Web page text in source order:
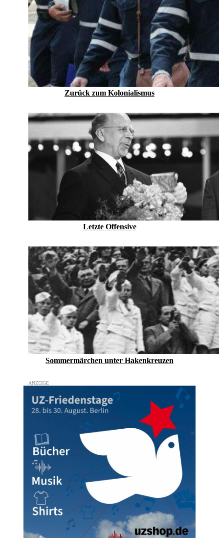
Zurück zum Kolonialismus
Letzte Offensive
Sommermärchen unter Hakenkreuzen